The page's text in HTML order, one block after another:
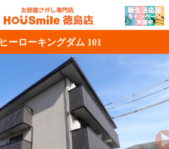
ヒーローキングダム 101